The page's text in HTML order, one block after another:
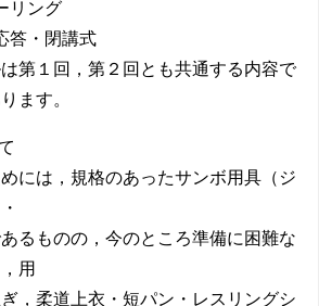
リング
答・閉講式
第１回，第２回とも共通する内容で
ます。
には，規格のあったサンボ用具（ジ
るものの，今のところ準備に困難な
用
，柔道上衣・短パン・レスリングシ